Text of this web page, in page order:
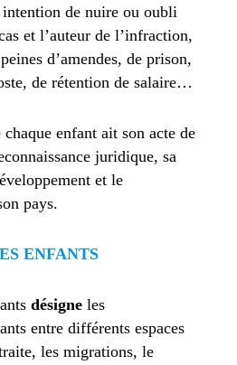
de nuire ou oubli
et l’auteur de l’infraction,
d’amendes, de prison,
de rétention de salaire…
enfant ait son acte de
juridique, sa
et le
pays.
ENFANTS
désigneles
entre différents espaces
les migrations, le